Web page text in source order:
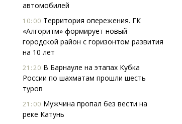
автомобилей
10:00 Территория опережения. ГК
«Алгоритм» формирует новый
городской район с горизонтом развития
на 10 лет
21:20 В Барнауле на этапах Кубка
России по шахматам прошли шесть
туров
21:00 Мужчина пропал без вести на
реке Катунь